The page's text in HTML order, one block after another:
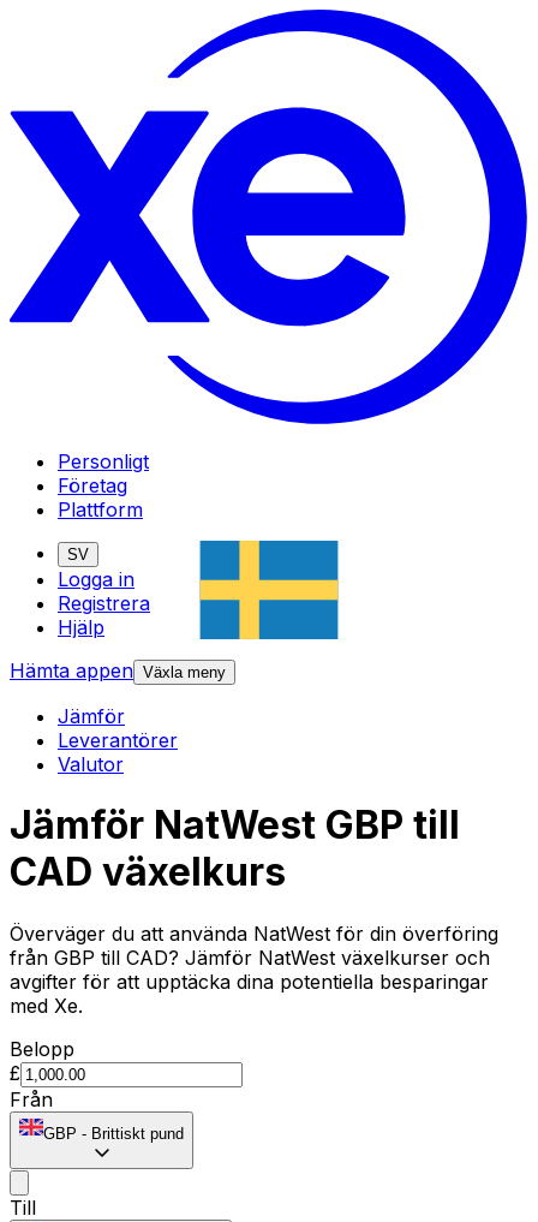
Personligt
Företag
Plattform
SV
Logga in
Registrera
Hjälp
Hämta appen Växla meny
Jämför
Leverantörer
Valutor
Jämför NatWest GBP till
CAD växelkurs
Överväger du att använda NatWest för din överföring
från GBP till CAD? Jämför NatWest växelkurser och
avgifter för att upptäcka dina potentiella besparingar
med Xe.
Belopp
£
Från
GBP - Brittiskt pund
Till